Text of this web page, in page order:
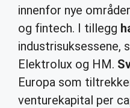
innenfor nye
og fintech. I tillegg
industrisuksessene,
Elektrolux og HM.
Europa som
venturekapital per